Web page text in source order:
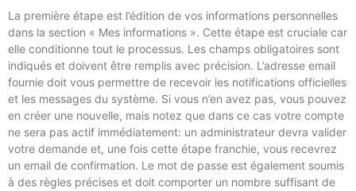
La première étape est l’édition de vos informations personnelles
dans la section « Mes informations ». Cette étape est cruciale car
elle conditionne tout le processus. Les champs obligatoires sont
indiqués et doivent être remplis avec précision. L’adresse email
fournie doit vous permettre de recevoir les notifications officielles
et les messages du système. Si vous n’en avez pas, vous pouvez
en créer une nouvelle, mais notez que dans ce cas votre compte
ne sera pas actif immédiatement: un administrateur devra valider
votre demande et, une fois cette étape franchie, vous recevrez
un email de confirmation. Le mot de passe est également soumis
à des règles précises et doit comporter un nombre suffisant de